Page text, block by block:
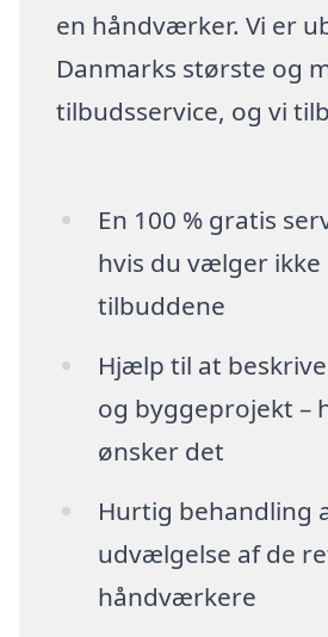
en håndværker. Vi er
Danmarks største og
tilbudsservice, og vi
En 100 % gratis
hvis du vælger
tilbuddene
Hjælp til at
og byggeprojekt –
ønsker det
Hurtig behandling
udvælgelse af de
håndværkere